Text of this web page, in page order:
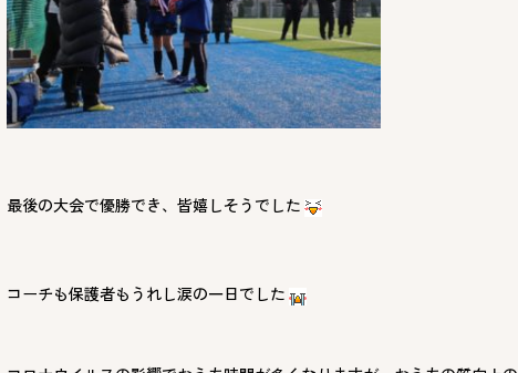
最後の大会で優勝でき、皆嬉しそうでした
コーチも保護者もうれし涙の一日でした